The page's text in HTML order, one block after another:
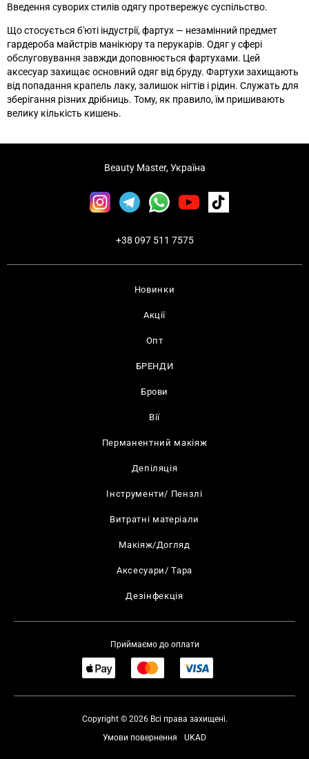
Введення суворих стилів одягу протвережує суспільство.
Що стосується б'юті індустрії, фартух — незамінний предмет
гардероба майстрів манікюру та перукарів. Одяг у сфері
обслуговування завжди доповнюється фартухами. Цей
аксесуар захищає основний одяг від бруду. Фартухи захищають
від попадання крапель лаку, залишок нігтів і рідин. Служать для
зберігання різних дрібниць. Тому, як правило, їм пришивають
велику кількість кишень.
Новинки
Акції
Опт
БРЕНДИ
Брови
Вії
Перманентний макіяж
Депіляція
Інструменти/ Пензлі
Витратні матеріали
Макіяж/Догляд
Аксесуари/ Тара
Дезінфекція
Beauty Master, Україна
+38 097 511 7575
Приймаємо до оплати
Copyright © 2026 Всі права захищені.
UKAD
Умови повернення